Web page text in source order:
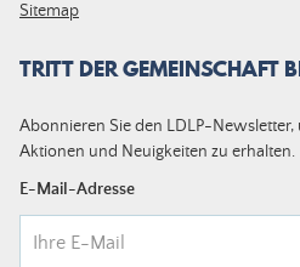
Sitemap
TRITT DER GEMEINSCHAFT
Abonnieren Sie den LDLP-
Aktionen und Neuigkeiten zu erhalten.
E-Mail-Adresse